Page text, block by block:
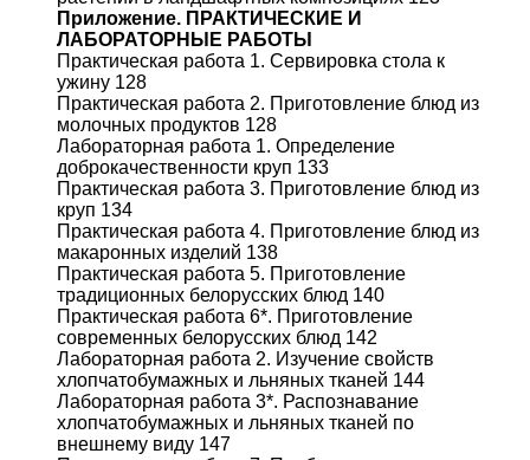
Приложение. ПРАКТИЧЕСКИЕ И
ЛАБОРАТОРНЫЕ РАБОТЫ
Практическая работа 1. Сервировка стола к
ужину 128
Практическая работа 2. Приготовление блюд из
молочных продуктов 128
Лабораторная работа 1. Определение
доброкачественности круп 133
Практическая работа 3. Приготовление блюд из
круп 134
Практическая работа 4. Приготовление блюд из
макаронных изделий 138
Практическая работа 5. Приготовление
традиционных белорусских блюд 140
Практическая работа 6*. Приготовление
современных белорусских блюд 142
Лабораторная работа 2. Изучение свойств
хлопчатобумажных и льняных тканей 144
Лабораторная работа 3*. Распознавание
хлопчатобумажных и льняных тканей по
внешнему виду 147